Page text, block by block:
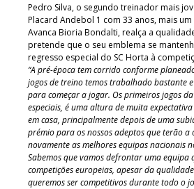
Pedro Silva, o segundo treinador mais
Placard Andebol 1 com 33 anos, mais
Avanca Bioria Bondalti, realça a
pretende que o seu emblema se
regresso especial do SC Horta à
“A pré-época tem corrido conforme
jogos de treino temos trabalhado bastante
para começar a jogar. Os primeiros jogos
especiais, é uma altura de muita
em casa, principalmente depois de uma
prémio para os nossos adeptos que terão
novamente as melhores equipas nacionais
Sabemos que vamos defrontar uma
competições europeias, apesar da
queremos ser competitivos durante todo o